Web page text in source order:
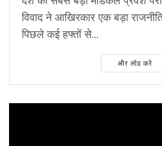
विवाद ने आखिरकार एक बड़ा
पिछले कई हफ्तों से...
और लोड करें